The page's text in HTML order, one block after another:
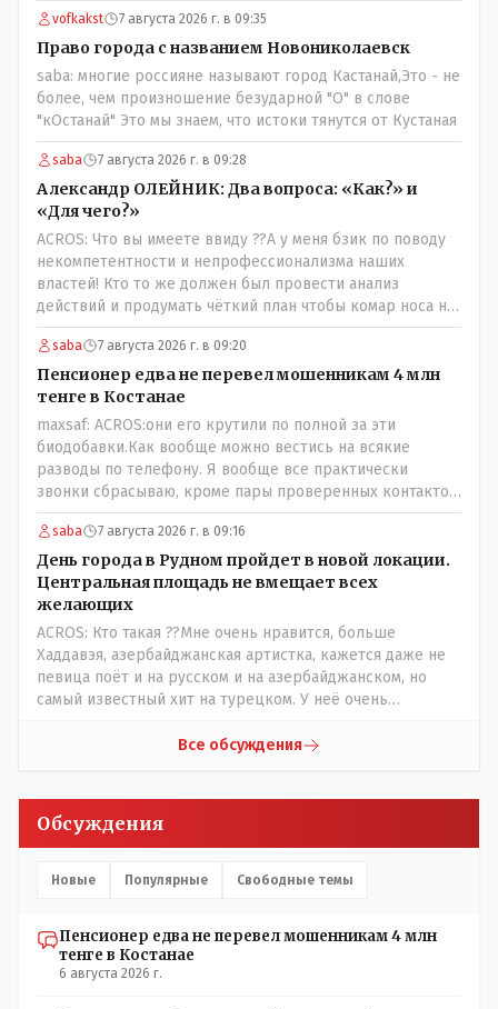
vofkakst 7 августа 2026 г. в 09:35
Право города с названием Новониколаевск
saba: многие россияне называют город Кастанай,Это - не
более, чем произношение безударной "О" в слове
"кОстанай" Это мы знаем, что истоки тянутся от Кустаная
saba 7 августа 2026 г. в 09:28
Александр ОЛЕЙНИК: Два вопроса: «Как?» и
«Для чего?»
ACROS: Что вы имеете ввиду ??А у меня бзик по поводу
некомпетентности и непрофессионализма наших
властей! Кто то же должен был провести анализ
действий и продумать чёткий план чтобы комар носа не
подточил! Но тут явно спешили, а в аналитическом
центре либо кто то из родственников сидит, либо
ведущий специалист на Мальдивы уехал, либо всё
вместе! Пока прокатывает по вышеизложенным Вами
причинам, просто обстоятельства немного меняются по
сравнению с Назарбаевскими временами, власти
решили пощупать кошелёк населения, а это уже
неизвестная в уравнении взаимоотношений власти и
народа! Тут бы как раз специалист-аналитик и
пригодился бы!
saba 7 августа 2026 г. в 09:20
Пенсионер едва не перевел мошенникам 4 млн
тенге в Костанае
maxsaf: ACROS:они его крутили по полной за эти
биодобавки.Как вообще можно вестись на всякие
разводы по телефону. Я вообще все практически
звонки сбрасываю, кроме пары проверенных контактов.
Один раз мне мой банк позвонил, не мошенники. Я
приехал туда, в банк, нашел того, кто мне звонил,
притащил к главному менеджеру и обоим сказал: ещё
один такой звонок, без разницы, какая причина, и я
счета свои у вас позакрываю. Остальные входящие
сразу в бан, по умолчанию для меня любой входящий -
Скам, пока не доказано обратное - Zero trust. Все
созвоны - только на верифицируемые номера.Всё
верно, я тоже так поступаю,но увы любопытство ещё
никто не отменял! Я уже давно всё объяснил жене, но
она все равно меня допрашивает:" Кто звонил? От кого
скрываешься? Почему сбросил?"
saba 7 августа 2026 г. в 09:16
День города в Рудном пройдет в новой локации.
Центральная площадь не вмещает всех
желающих
ACROS: Кто такая ??Мне очень нравится, больше
Хаддавэя, азербайджанская артистка, кажется даже не
певица поёт и на русском и на азербайджанском, но
самый известный хит на турецком. У неё очень
Все обсуждения
Обсуждения
Новые Популярные Свободные темы
Пенсионер едва не перевел мошенникам 4 млн
тенге в Костанае
6 августа 2026 г.